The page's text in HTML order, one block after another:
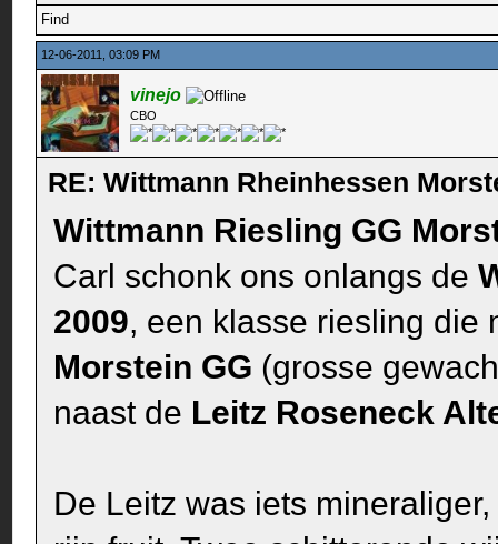
Find
12-06-2011, 03:09 PM
vinejo
CBO
RE: Wittmann Rheinhessen
Wittmann Riesling GG
Carl schonk ons onlangs de
2009, een klasse riesling die
Morstein GG (grosse
naast de Leitz Roseneck
De Leitz was iets